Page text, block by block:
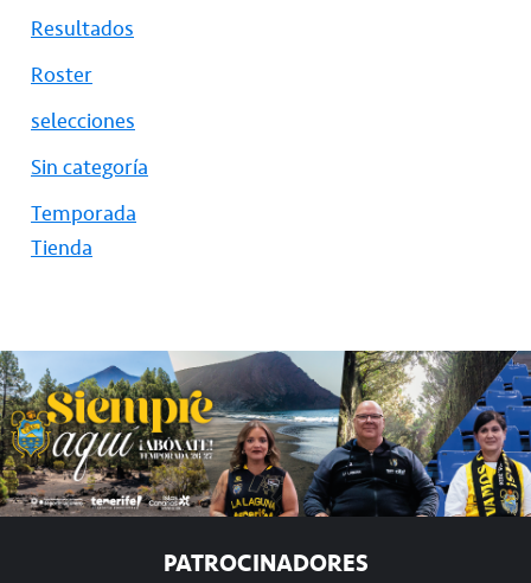
Resultados
Roster
selecciones
Sin categoría
Temporada
Tienda
PATROCINADORES